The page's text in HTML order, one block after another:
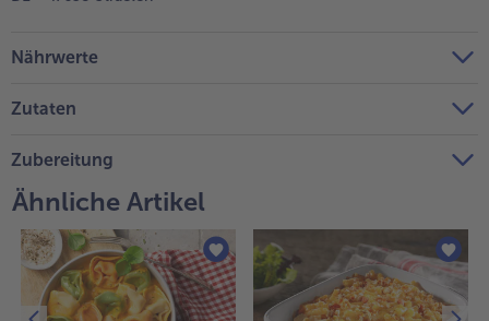
Nährwerte
Zutaten
Zubereitung
Ähnliche Artikel